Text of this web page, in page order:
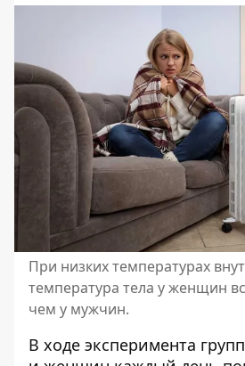
При низких температурах
температура тела у женщин
чем у мужчин.
В ходе эксперимента